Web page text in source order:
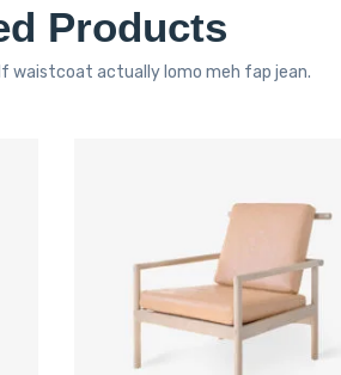
Products
waistcoat actually lomo meh fap jean.